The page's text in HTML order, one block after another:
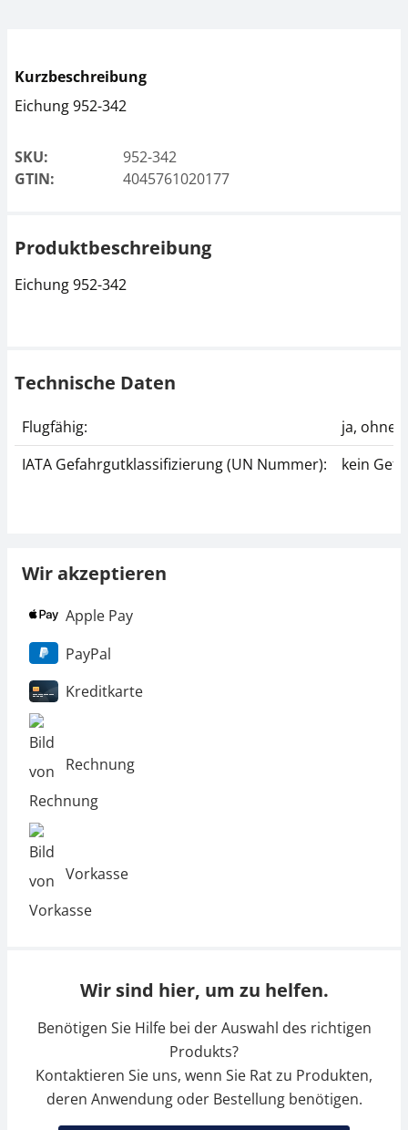
Kurzbeschreibung
Eichung 952-342
SKU:
952-342
GTIN:
4045761020177
Produktbeschreibung
Eichung 952-342
Technische Daten
Flugfähig:
ja, ohne
IATA Gefahrgutklassifizierung (UN Nummer):
kein
Wir akzeptieren
Apple Pay
PayPal
Kreditkarte
Rechnung
Vorkasse
Wir sind hier, um zu helfen.
Benötigen Sie Hilfe bei der Auswahl des richtigen
Produkts?
Kontaktieren Sie uns, wenn Sie Rat zu Produkten,
deren Anwendung oder Bestellung benötigen.